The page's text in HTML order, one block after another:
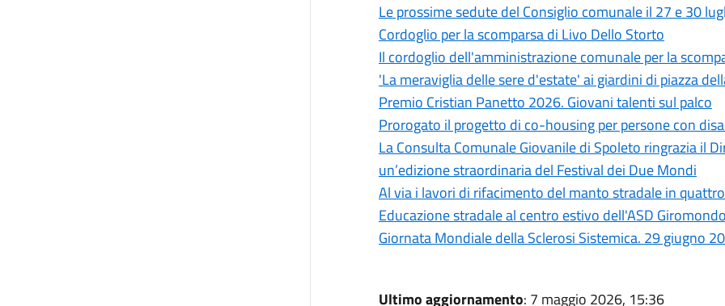
Le prossime sedute del Consiglio comunale il 27 e 30
Cordoglio per la scomparsa di Livo Dello Storto
Il cordoglio dell'amministrazione comunale per la
'La meraviglia delle sere d'estate' ai giardini di piazza
Premio Cristian Panetto 2026. Giovani talenti sul palco
Prorogato il progetto di co-housing per persone con
La Consulta Comunale Giovanile di Spoleto ringrazia il
un’edizione straordinaria del Festival dei Due Mondi
Al via i lavori di rifacimento del manto stradale in
Educazione stradale al centro estivo dell'ASD
Giornata Mondiale della Sclerosi Sistemica. 29 giugno
Ultimo aggiornamento: 7 maggio 2026, 15:36